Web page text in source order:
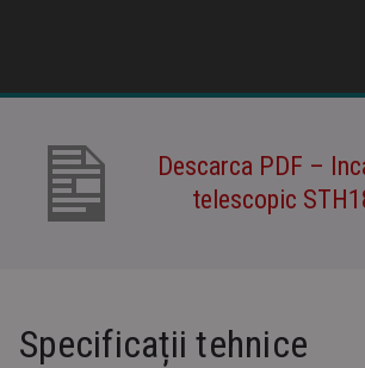
Descarca PDF –
telescopic
Specificații tehnice